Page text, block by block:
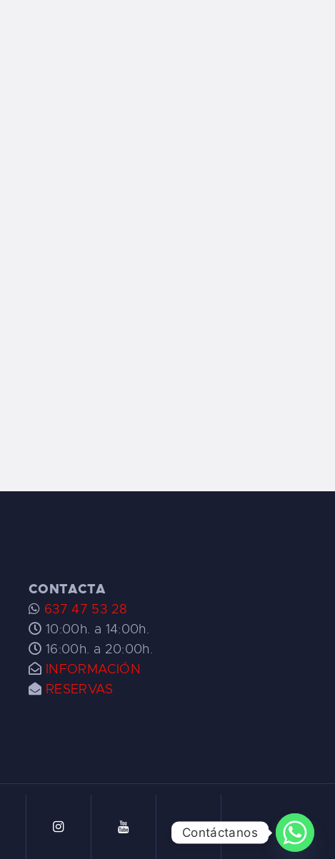
CONTACTA
637 47 53 28
10:00h. a 14:00h.
16:00h. a 20:00h.
INFORMACIÓN
RESERVAS
Contáctanos